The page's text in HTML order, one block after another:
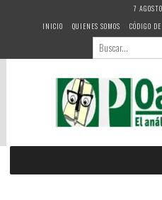
7
INICIO
QUIENES SOMOS CÓDIGO